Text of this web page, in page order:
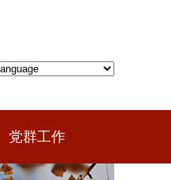
党群工作